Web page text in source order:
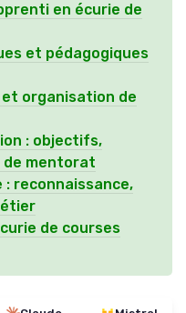
en écurie de
et pédagogiques
organisation de
: objectifs,
de mentorat
: reconnaissance,
de courses